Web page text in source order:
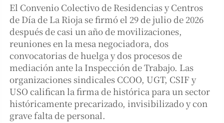
El Convenio Colectivo de Residencias y Centros
de Día de La Rioja se firmó el 29 de julio de 2026
después de casi un año de movilizaciones,
reuniones en la mesa negociadora, dos
convocatorias de huelga y dos procesos de
mediación ante la Inspección de Trabajo. Las
organizaciones sindicales CCOO, UGT, CSIF y
USO califican la firma de histórica para un sector
históricamente precarizado, invisibilizado y con
grave falta de personal.